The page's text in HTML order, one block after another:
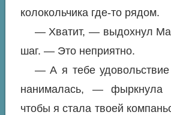
колокольчика где-то рядом.
— Хватит, — выдохнул
шаг. — Это неприятно.
— А я тебе удовольствие
нанималась, —
чтобы я стала твоей